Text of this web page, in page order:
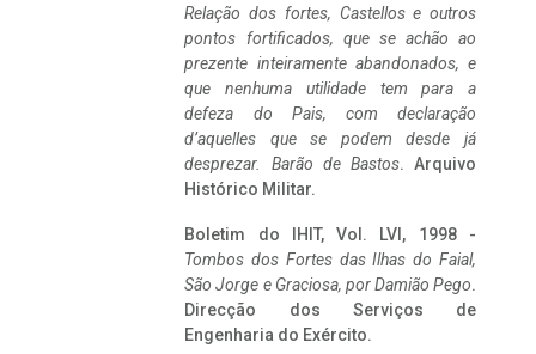
Relação dos fortes, Castellos e outros
pontos fortificados, que se achão ao
prezente inteiramente abandonados, e
que nenhuma utilidade tem para a
defeza do Pais, com declaração
d’aquelles que se podem desde já
desprezar. Barão de Bastos. Arquivo
Histórico Militar.
Boletim do IHIT, Vol. LVI, 1998 -
Tombos dos Fortes das Ilhas do Faial,
São Jorge e Graciosa, por Damião Pego.
Direcção dos Serviços de
Engenharia do Exército.